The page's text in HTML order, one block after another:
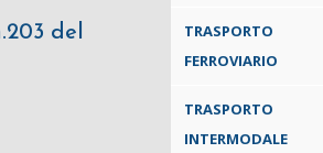
del
TRASPORTO
FERROVIARIO
TRASPORTO
INTERMODALE